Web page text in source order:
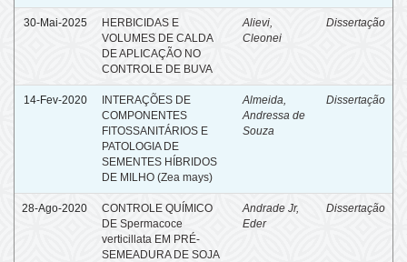
30-Mai-2025
HERBICIDAS E
VOLUMES DE CALDA
DE APLICAÇÃO NO
CONTROLE DE BUVA
Alievi,
Cleonei
Dissertação
14-Fev-2020
INTERAÇÕES DE
COMPONENTES
FITOSSANITÁRIOS E
PATOLOGIA DE
SEMENTES HÍBRIDOS
DE MILHO (Zea mays)
Almeida,
Andressa de
Souza
Dissertação
28-Ago-2020
CONTROLE QUÍMICO
DE Spermacoce
verticillata EM PRÉ-
SEMEADURA DE SOJA
Andrade Jr,
Eder
Dissertação